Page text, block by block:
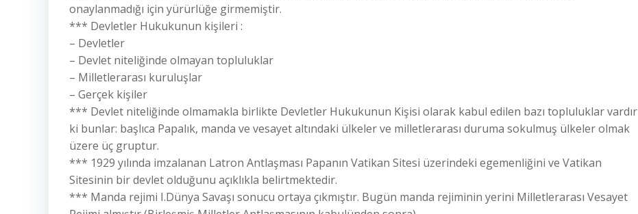
onaylanmadığı için yürürlüğe girmemiştir.
*** Devletler Hukukunun kişileri :
– Devletler
– Devlet niteliğinde olmayan topluluklar
– Milletlerarası kuruluşlar
– Gerçek kişiler
*** Devlet niteliğinde olmamakla birlikte Devletler Hukukunun Kişisi olarak kabul edilen bazı topluluklar vardır
ki bunlar: başlıca Papalık, manda ve vesayet altındaki ülkeler ve milletlerarası duruma sokulmuş ülkeler olmak
üzere üç gruptur.
*** 1929 yılında imzalanan Latron Antlaşması Papanın Vatikan Sitesi üzerindeki egemenliğini ve Vatikan
Sitesinin bir devlet olduğunu açıklıkla belirtmektedir.
*** Manda rejimi I.Dünya Savaşı sonucu ortaya çıkmıştır. Bugün manda rejiminin yerini Milletlerarası Vesayet